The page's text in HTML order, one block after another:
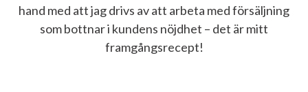
hand med att jag drivs av att arbeta med försäljning
som bottnar i kundens nöjdhet – det är mitt
framgångsrecept!